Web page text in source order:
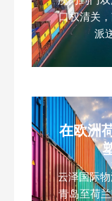
口权清关
派
在欧洲
云泽国际
青岛至荷